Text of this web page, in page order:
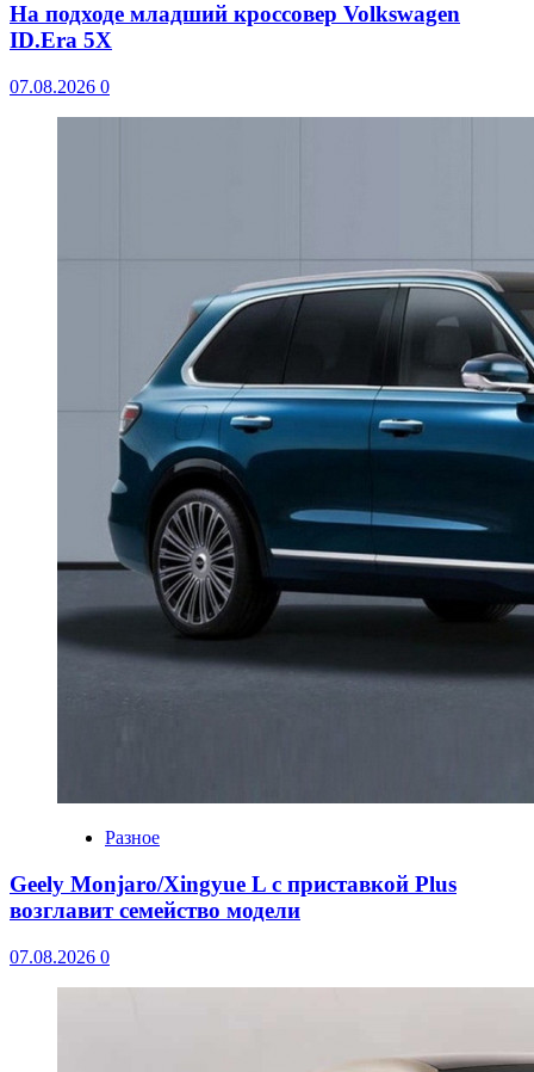
На подходе младший кроссовер Volkswagen
ID.Era 5X
07.08.2026 0
Разное
Geely Monjaro/Xingyue L с приставкой Plus
возглавит семейство модели
07.08.2026 0